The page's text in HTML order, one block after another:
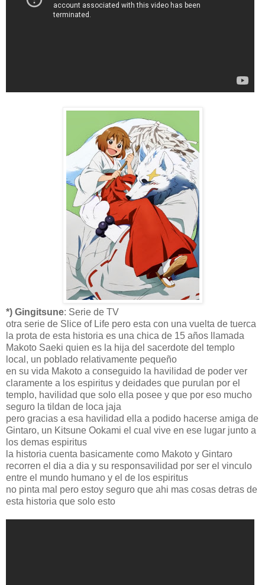
*) Gingitsune: Serie de TV
otra serie de Slice of Life pero esta con una vuelta de tuerca
la prota de esta historia es una chica de 15 años llamada
Makoto Saeki quien es la hija del sacerdote del templo
local, un poblado relativamente pequeño
en su vida Makoto a conseguido la havilidad de poder ver
claramente a los espiritus y deidades que purulan por el
templo, havilidad que solo ella posee y que por eso mucho
seguro la tildan de loca jaja
pero gracias a esa havilidad ella a podido hacerse amiga de
Gintaro, un Kitsune Ookami el cual vive en ese lugar junto a
los demas espiritus
la historia cuenta basicamente como Makoto y Gintaro
recorren el dia a dia y su responsavilidad por ser el vinculo
entre el mundo humano y el de los espiritus
no pinta mal pero estoy seguro que ahi mas cosas detras de
esta historia que solo esto